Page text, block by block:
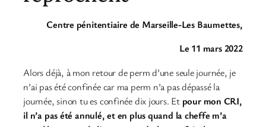
Centre pénitentiaire de Marseille-Les Baumettes,
Le 11 mars 2022
Alors déjà, à mon retour de perm d’une seule journée, je
n’ai pas été confinée car ma perm n’a pas dépassé la
journée, sinon tu es confinée dix jours. Et pour mon CRI,
il n’a pas été annulé, et en plus quand la cheffe m’a